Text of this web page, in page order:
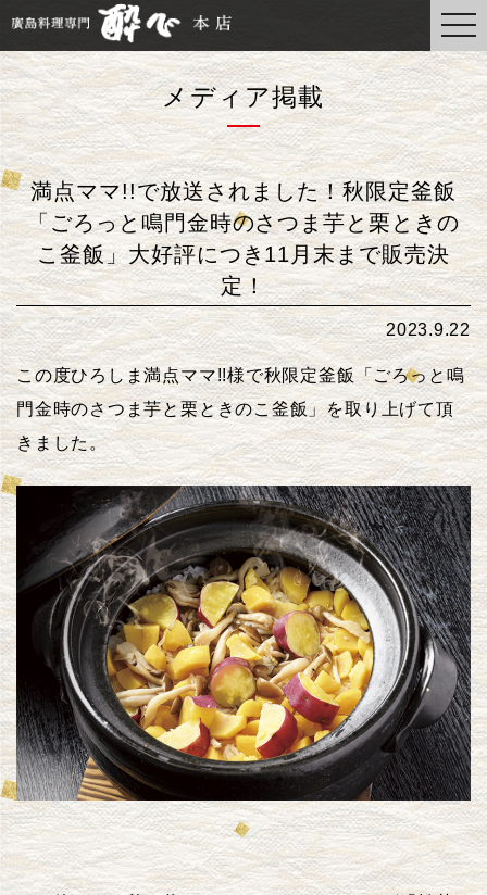
メディア掲載
満点ママ!!で放送されました！秋限定釜飯
「ごろっと鳴門金時のさつま芋と栗ときの
こ釜飯」大好評につき11月末まで販売決
定！
2023.9.22
この度ひろしま満点ママ!!様で秋限定釜飯「ごろっと鳴
門金時のさつま芋と栗ときのこ釜飯」を取り上げて頂
きました。